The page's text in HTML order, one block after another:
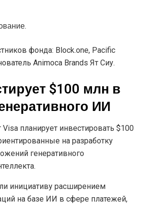
фонда: Block.one, Pacific
Animoca Brands Ят Сиу.
$100 млн в
ИИ
планирует инвестировать $100
на разработку
генеративного
инициативу расширением
на базе ИИ в сфере платежей,